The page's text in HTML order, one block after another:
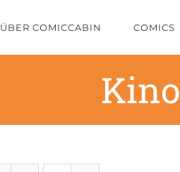
ÜBER COMICCABIN COMICS
Kino